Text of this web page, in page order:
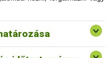
szinten értékelni lehessen az
az adott földterületen
kockázatát”.